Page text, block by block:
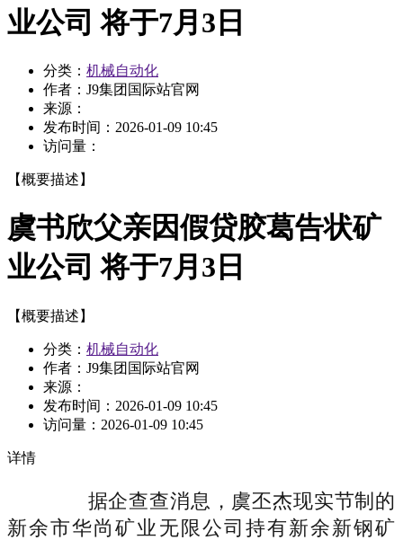
业公司 将于7月3日
分类： 机械自动化
作者：J9集团国际站官网
来源：
发布时间： 2026-01-09 10:45
访问量：
【概要描述】
虞书欣父亲因假贷胶葛告状矿
业公司 将于7月3日
【概要描述】
分类： 机械自动化
作者：J9集团国际站官网
来源：
发布时间： 2026-01-09 10:45
访问量： 2026-01-09 10:45
详情
据企查查消息，虞丕杰现实节制的
新余市华尚矿业无限公司持有新余新钢矿